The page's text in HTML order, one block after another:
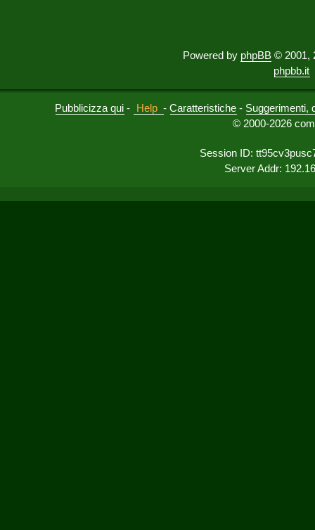
Powered by phpBB © 2001,
phpbb.it
Pubblicizza qui - Help -Caratteristiche - Suggerimenti,
© 2000-2026
Session ID:
Server Addr: